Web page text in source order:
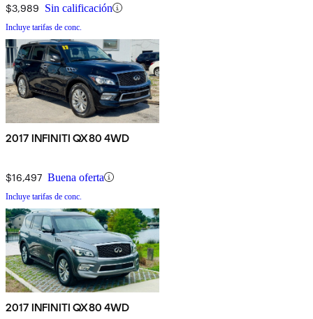
$3,989 Sin calificación
Incluye tarifas de conc.
2017 INFINITI QX80 4WD
$16,497 Buena oferta
Incluye tarifas de conc.
2017 INFINITI QX80 4WD